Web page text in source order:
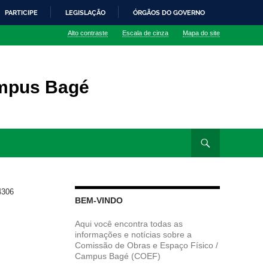
PARTICIPE LEGISLAÇÃO ÓRGÃOS DO GOVERNO
Alto contraste Escala de cinza Mapa do site
Bagé
BEM-VINDO
Aqui você encontra todas as
informações e notícias sobre a
Comissão de Obras e Espaço Físico /
Campus Bagé (COEF)